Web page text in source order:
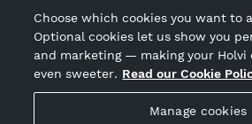
Hosted by Holvi
Holvi Payment Services Ltd is regulated
CANCEL ORDER
Choose which cookies you want to
Optional cookies let us show you
and marketing — making your Holvi
even sweeter. Read our Cookie
Manage cookies